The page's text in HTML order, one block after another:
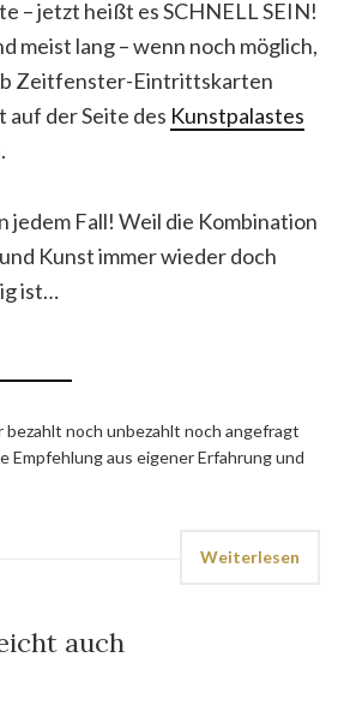
– jetzt heißt es SCHNELL SEIN!
meist lang – wenn noch möglich,
Zeitfenster-Eintrittskarten
auf der Seite des Kunstpalastes
jedem Fall! Weil die Kombination
Kunst immer wieder doch
ist…
noch unbezahlt noch angefragt
Empfehlung aus eigener Erfahrung und
Weiterlesen
auch